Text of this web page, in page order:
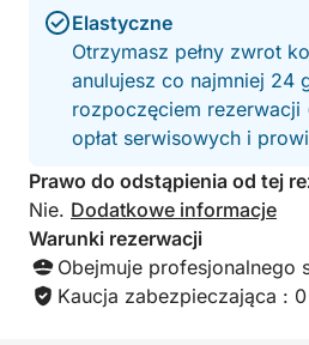
Elastyczne
Otrzymasz pełny zwrot
anulujesz co najmniej 24
rozpoczęciem rezerwacji
opłat serwisowych i
Prawo do odstąpienia od tej
Nie. Dodatkowe informacje
Warunki rezerwacji
Obejmuje profesjonalnego
Kaucja zabezpieczająca : 0